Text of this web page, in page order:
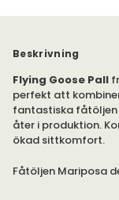
Beskrivning
Flying Goose Pall
perfekt att
fantastiska fåtöljen
åter i produktion.
ökad sittkomfort.
Fåtöljen Mariposa
Trots att den fick